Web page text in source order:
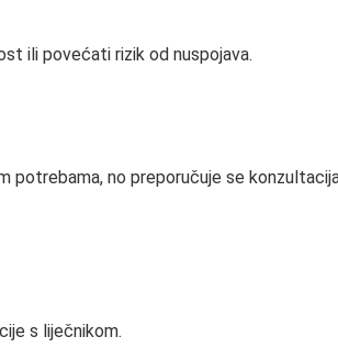
ili povećati rizik od nuspojava.
potrebama, no preporučuje se
s liječnikom.